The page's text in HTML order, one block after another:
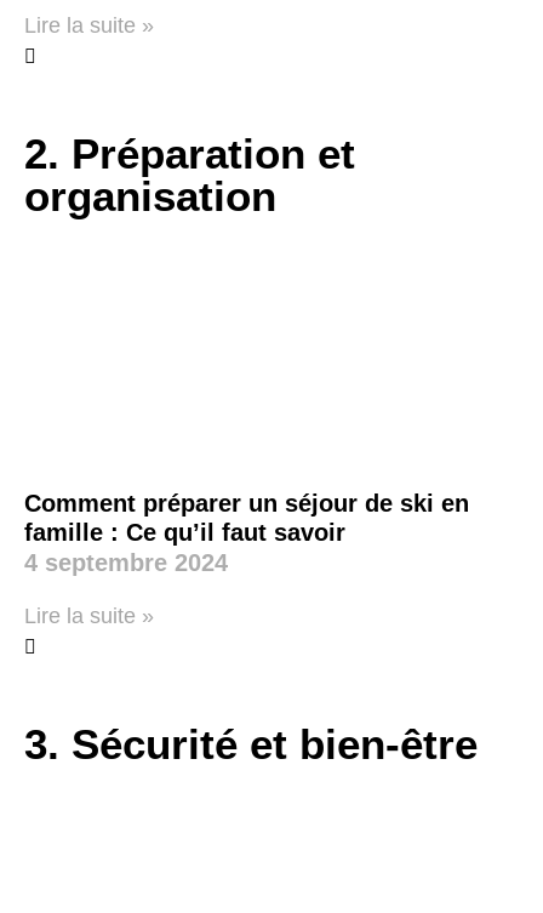
Lire la suite »
2. Préparation et
organisation
Comment préparer un séjour de ski en
famille : Ce qu’il faut savoir
4 septembre 2024
Lire la suite »
3. Sécurité et bien-être